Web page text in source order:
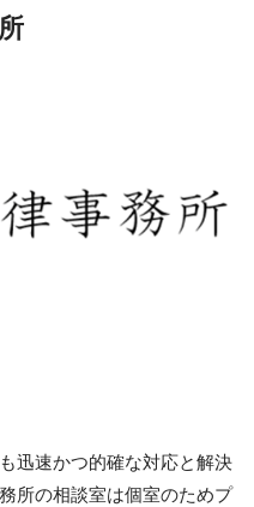
迅速かつ的確な対応と解決
所の相談室は個室のためプ